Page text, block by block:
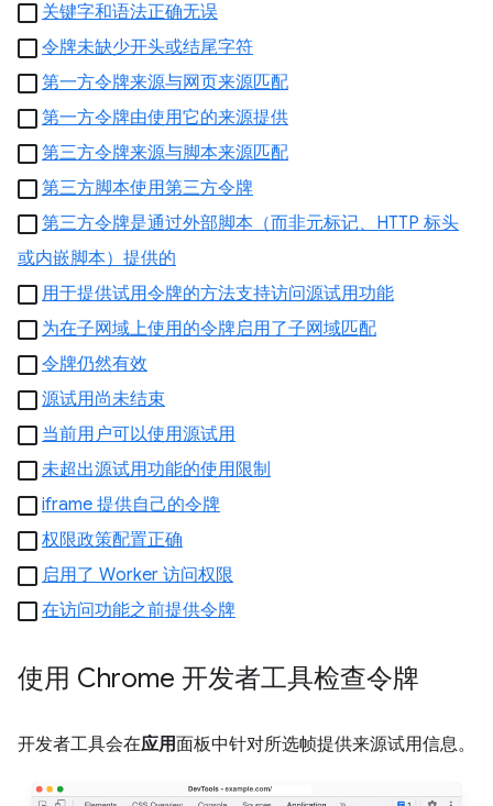
关键字和语法正确无误
令牌未缺少开头或结尾字符
第一方令牌来源与网页来源匹配
第一方令牌由使用它的来源提供
第三方令牌来源与脚本来源匹配
第三方脚本使用第三方令牌
第三方令牌是通过外部脚本（而非元标记、HTTP 标头
或内嵌脚本）提供的
用于提供试用令牌的方法支持访问源试用功能
为在子网域上使用的令牌启用了子网域匹配
令牌仍然有效
源试用尚未结束
当前用户可以使用源试用
未超出源试用功能的使用限制
iframe 提供自己的令牌
权限政策配置正确
启用了 Worker 访问权限
在访问功能之前提供令牌
使用 Chrome 开发者工具检查令牌
开发者工具会在应用面板中针对所选帧提供来源试用信息。